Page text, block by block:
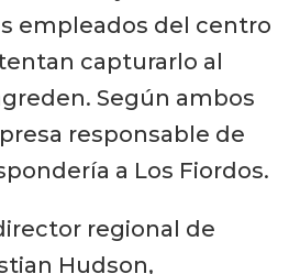
empleados del centro
capturarlo al
Según ambos
responsable de
a Los Fiordos.
regional de
Hudson,